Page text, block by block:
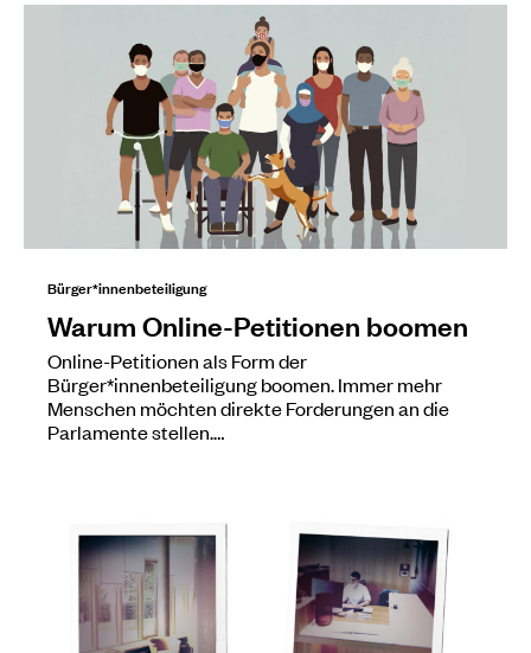
Bürger*innenbeteiligung
Warum Online-Petitionen boomen
Online-Petitionen als Form der
Bürger*innenbeteiligung boomen. Immer mehr
Menschen möchten direkte Forderungen an die
Parlamente stellen.…